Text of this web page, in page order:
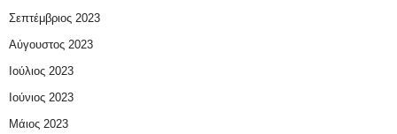
Σεπτέμβριος 2023
Αύγουστος 2023
Ιούλιος 2023
Ιούνιος 2023
Μάιος 2023